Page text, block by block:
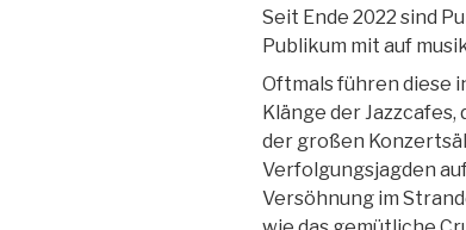
Seit Ende 2022 sind
Publikum mit auf
Oftmals führen diese
Klänge der Jazzcafes,
der großen
Verfolgungsjagden
Versöhnung im